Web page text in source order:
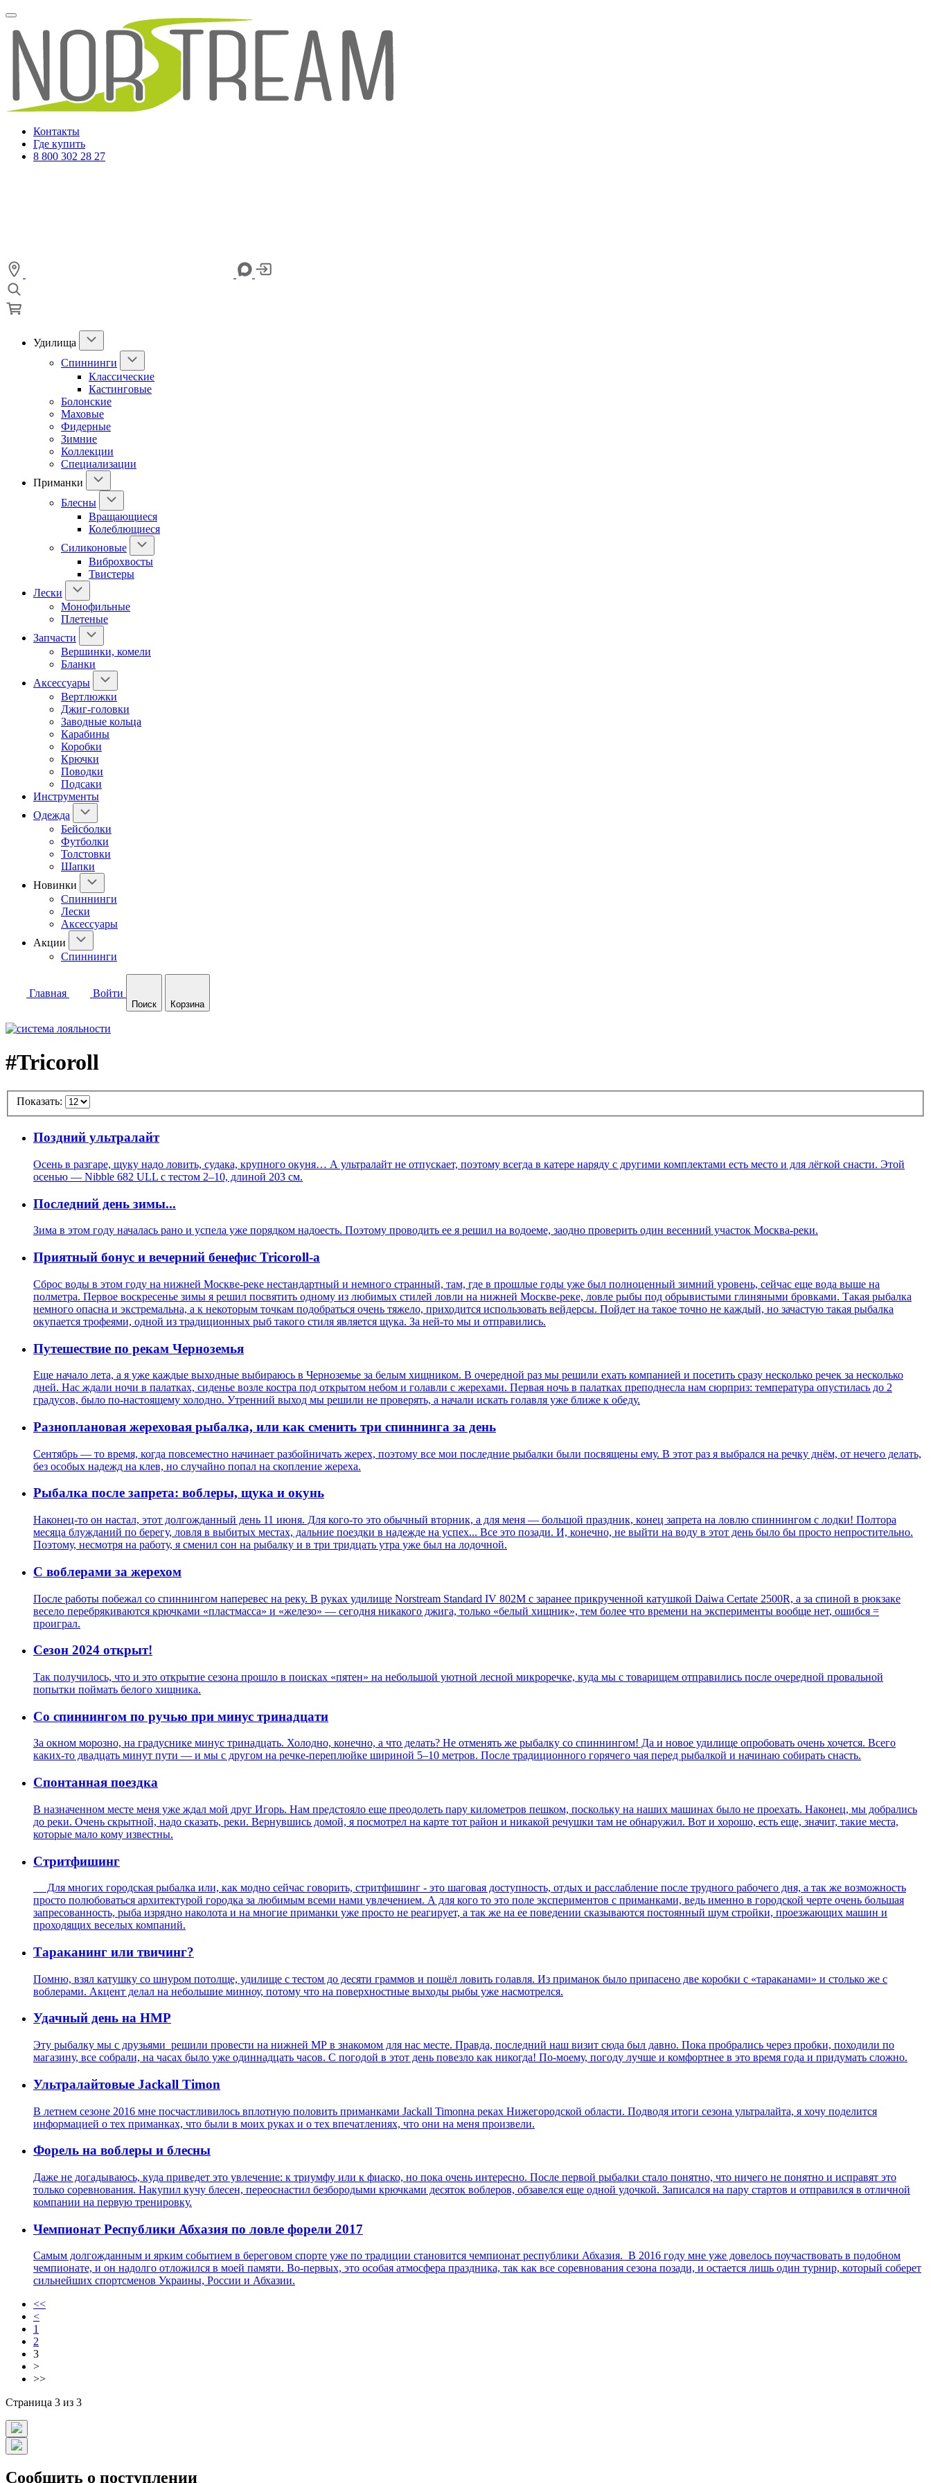
Контакты
Где купить
8 800 302 28 27
Удилища
Спиннинги
Классические
Кастинговые
Болонские
Маховые
Фидерные
Зимние
Коллекции
Специализации
Приманки
Блесны
Вращающиеся
Колеблющиеся
Силиконовые
Виброхвосты
Твистеры
Лески
Монофильные
Плетеные
Запчасти
Вершинки, комели
Бланки
Аксессуары
Вертлюжки
Джиг-головки
Заводные кольца
Карабины
Коробки
Крючки
Поводки
Подсаки
Инструменты
Одежда
Бейсболки
Футболки
Толстовки
Шапки
Новинки
Спиннинги
Лески
Аксессуары
Акции
Спиннинги
Главная Войти
Поиск Корзина
#Tricoroll
Показать:
Поздний ультралайт
Осень в разгаре, щуку надо ловить, судака, крупного окуня… А ультралайт не отпускает, поэтому всегда в катере наряду с другими комплектами есть место и для лёгкой снасти. Этой
осенью — Nibble 682 ULL с тестом 2–10, длиной 203 см.
Последний день зимы...
Зима в этом году началась рано и успела уже порядком надоесть. Поэтому проводить ее я решил на водоеме, заодно проверить один весенний участок Москва-реки.
Приятный бонус и вечерний бенефис Tricoroll-а
Сброс воды в этом году на нижней Москве-реке нестандартный и немного странный, там, где в прошлые годы уже был полноценный зимний уровень, сейчас еще вода выше на
полметра. Первое воскресенье зимы я решил посвятить одному из любимых стилей ловли на нижней Москве-реке, ловле рыбы под обрывистыми глиняными бровками. Такая рыбалка
немного опасна и экстремальна, а к некоторым точкам подобраться очень тяжело, приходится использовать вейдерсы. Пойдет на такое точно не каждый, но зачастую такая рыбалка
окупается трофеями, одной из традиционных рыб такого стиля является щука. За ней-то мы и отправились.
Путешествие по рекам Черноземья
Еще начало лета, а я уже каждые выходные выбираюсь в Черноземье за белым хищником. В очередной раз мы решили ехать компанией и посетить сразу несколько речек за несколько
дней. Нас ждали ночи в палатках, сиденье возле костра под открытом небом и голавли с жерехами. Первая ночь в палатках преподнесла нам сюрприз: температура опустилась до 2
градусов, было по-настоящему холодно. Утренний выход мы решили не проверять, а начали искать голавля уже ближе к обеду.
Разноплановая жереховая рыбалка, или как сменить три спиннинга за день
Сентябрь — то время, когда повсеместно начинает разбойничать жерех, поэтому все мои последние рыбалки были посвящены ему. В этот раз я выбрался на речку днём, от нечего делать,
без особых надежд на клев, но случайно попал на скопление жереха.
Рыбалка после запрета: воблеры, щука и окунь
Наконец-то он настал, этот долгожданный день 11 июня. Для кого-то это обычный вторник, а для меня — большой праздник, конец запрета на ловлю спиннингом с лодки! Полтора
месяца блужданий по берегу, ловля в выбитых местах, дальние поездки в надежде на успех... Все это позади. И, конечно, не выйти на воду в этот день было бы просто непростительно.
Поэтому, несмотря на работу, я сменил сон на рыбалку и в три тридцать утра уже был на лодочной.
С воблерами за жерехом
После работы побежал со спиннингом наперевес на реку. В руках удилище Norstream Standard IV 802М с заранее прикрученной катушкой Daiwa Certate 2500R, а за спиной в рюкзаке
весело перебрякиваются крючками «пластмасса» и «железо» — сегодня никакого джига, только «белый хищник», тем более что времени на эксперименты вообще нет, ошибся =
проиграл.
Сезон 2024 открыт!
Так получилось, что и это открытие сезона прошло в поисках «пятен» на небольшой уютной лесной микроречке, куда мы с товарищем отправились после очередной провальной
попытки поймать белого хищника.
Со спиннингом по ручью при минус тринадцати
За окном морозно, на градуснике минус тринадцать. Холодно, конечно, а что делать? Не отменять же рыбалку со спиннингом! Да и новое удилище опробовать очень хочется. Всего
каких-то двадцать минут пути — и мы с другом на речке-переплюйке шириной 5–10 метров. После традиционного горячего чая перед рыбалкой и начинаю собирать снасть.
Спонтанная поездка
В назначенном месте меня уже ждал мой друг Игорь. Нам предстояло еще преодолеть пару километров пешком, поскольку на наших машинах было не проехать. Наконец, мы добрались
до реки. Очень скрытной, надо сказать, реки. Вернувшись домой, я посмотрел на карте тот район и никакой речушки там не обнаружил. Вот и хорошо, есть еще, значит, такие места,
которые мало кому известны.
Стритфишинг
Для многих городская рыбалка или, как модно сейчас говорить, стритфишинг - это шаговая доступность, отдых и расслабление после трудного рабочего дня, а так же возможность
просто полюбоваться архитектурой городка за любимым всеми нами увлечением. А для кого то это поле экспериментов с приманками, ведь именно в городской черте очень большая
запресованность, рыба изрядно наколота и на многие приманки уже просто не реагирует, а так же на ее поведении сказываются постоянный шум стройки, проезжающих машин и
проходящих веселых компаний.
Тараканинг или твичинг?
Помню, взял катушку со шнуром потолще, удилище с тестом до десяти граммов и пошёл ловить голавля. Из приманок было припасено две коробки с «тараканами» и столько же с
воблерами. Акцент делал на небольшие минноу, потому что на поверхностные выходы рыбы уже насмотрелся.
Удачный день на НМР
Эту рыбалку мы с друзьями решили провести на нижней МР в знакомом для нас месте. Правда, последний наш визит сюда был давно. Пока пробрались через пробки, походили по
магазину, все собрали, на часах было уже одиннадцать часов. С погодой в этот день повезло как никогда! По-моему, погоду лучше и комфортнее в это время года и придумать сложно.
Ультралайтовые Jackall Timon
В летнем сезоне 2016 мне посчастливилось вплотную половить приманками Jackall Timonна реках Нижегородской области. Подводя итоги сезона ультралайта, я хочу поделится
информацией о тех приманках, что были в моих руках и о тех впечатлениях, что они на меня произвели.
Форель на воблеры и блесны
Даже не догадываюсь, куда приведет это увлечение: к триумфу или к фиаско, но пока очень интересно. После первой рыбалки стало понятно, что ничего не понятно и исправят это
только соревнования. Накупил кучу блесен, переоснастил безбородыми крючками десяток воблеров, обзавелся еще одной удочкой. Записался на пару стартов и отправился в отличной
компании на первую тренировку.
Чемпионат Республики Абхазия по ловле форели 2017
Самым долгожданным и ярким событием в береговом спорте уже по традиции становится чемпионат республики Абхазия. В 2016 году мне уже довелось поучаствовать в подобном
чемпионате, и он надолго отложился в моей памяти. Во-первых, это особая атмосфера праздника, так как все соревнования сезона позади, и остается лишь один турнир, который соберет
сильнейших спортсменов Украины, России и Абхазии.
<<
<
1
2
3
>
>>
Страница 3 из 3
Сообщить о поступлении